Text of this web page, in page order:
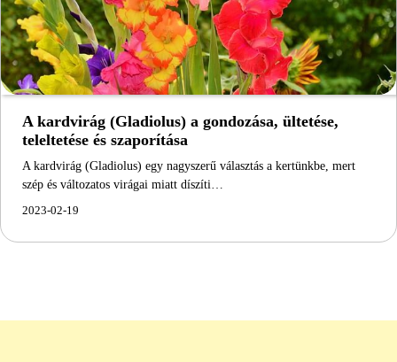
A kardvirág (Gladiolus) a gondozása, ültetése,
teleltetése és szaporítása
A kardvirág (Gladiolus) egy nagyszerű választás a kertünkbe, mert
szép és változatos virágai miatt díszíti…
2023-02-19